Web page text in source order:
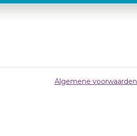
Algemene voorwaarden